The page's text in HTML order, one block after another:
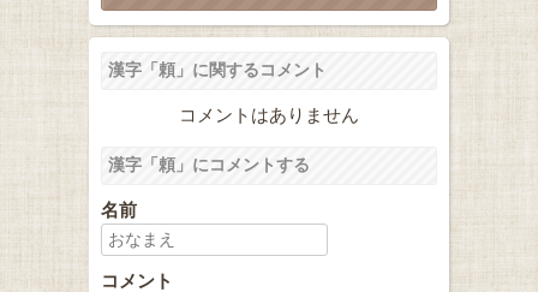
漢字「頼」に関するコメント
コメントはありません
漢字「頼」にコメントする
名前
コメント